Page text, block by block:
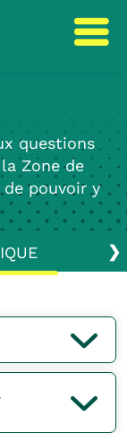
questions
Zone de
de pouvoir y
❯